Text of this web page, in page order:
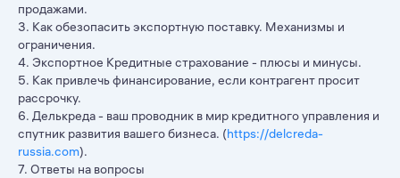
продажами.
3. Как обезопасить экспортную поставку. Механизмы и
ограничения.​
4. Экспортное Кредитные страхование - плюсы и минусы.
5. Как привлечь финансирование, если контрагент просит
рассрочку.
6. Делькреда - ваш проводник в мир кредитного управления и
спутник развития вашего бизнеса. (https://delcreda-
russia.com).
7. Ответы на вопросы